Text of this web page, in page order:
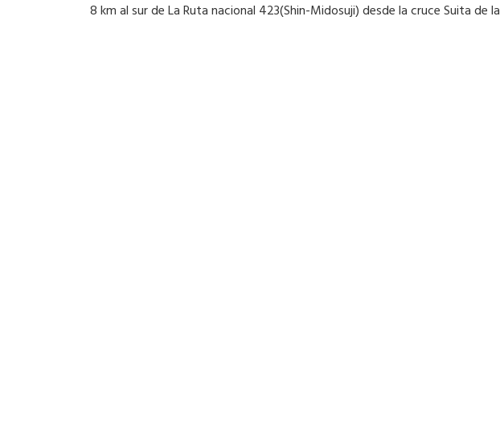
8 km al sur de La Ruta nacional 423(Shin-Midosuji) desde la cruce Suita de